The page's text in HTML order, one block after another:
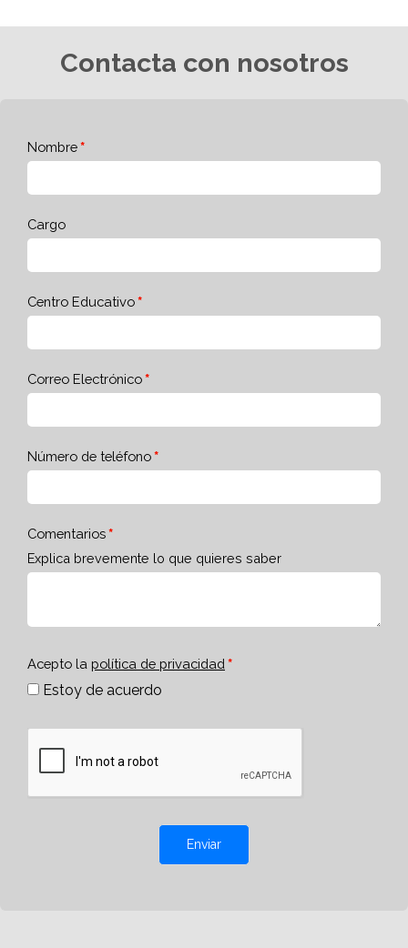
Contacta con nosotros
Nombre
Cargo
Centro Educativo
Correo Electrónico
Número de teléfono
Comentarios
Explica brevemente lo que quieres saber
Acepto la política de privacidad
Estoy de acuerdo
Enviar